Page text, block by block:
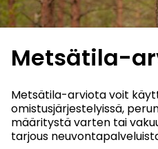
Metsätila-
Metsätila-arviota voit
omistusjärjestelyissä,
määritystä varten tai
tarjous